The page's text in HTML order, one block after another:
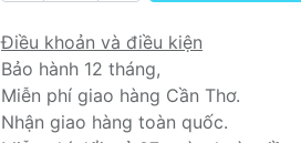
Điều khoản và điều kiện
Bảo hành 12 tháng,
Miễn phí giao hàng Cần Thơ.
Nhận giao hàng toàn quốc.